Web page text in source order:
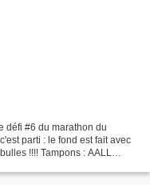
défi #6 du marathon du
parti : le fond est fait avec
!!!! Tampons : AALL